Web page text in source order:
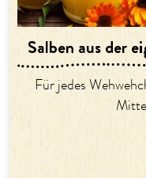
Salben aus der
Für jedes